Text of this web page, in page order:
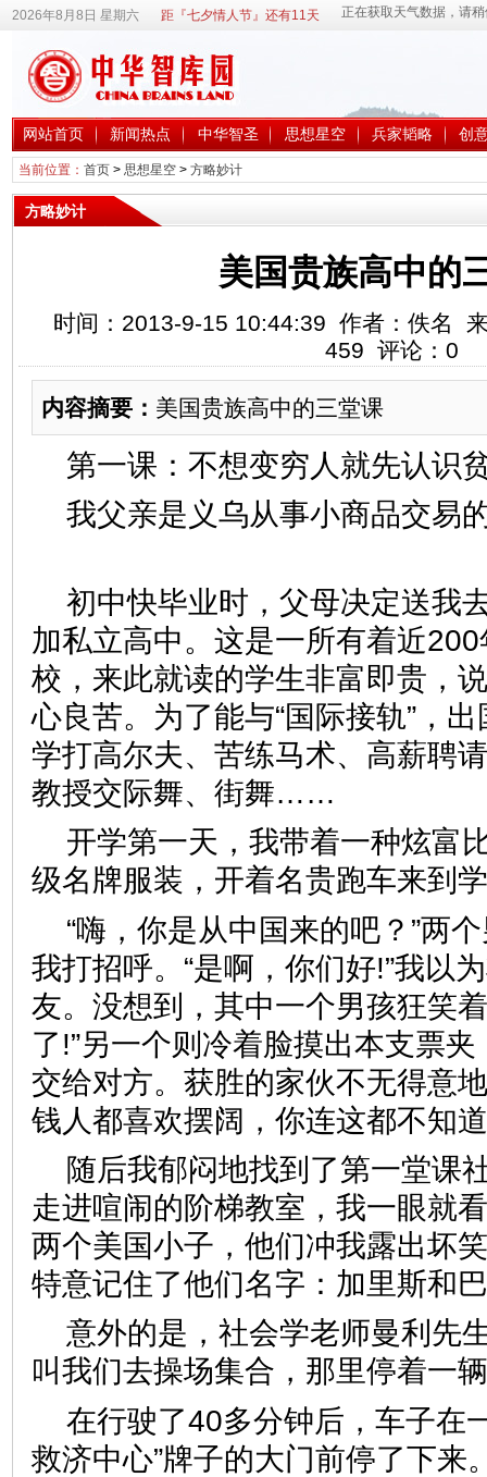
2026年8月8日 星期六 距『七夕情人节』还有11天
网站首页 新闻热点 中华智圣 思想星空 兵家韬略 创
当前位置： 首页> 思想星空> 方略妙计
方略妙计
美国贵族高中的
时间：2013-9-15 10:44:39 作者：佚名
459 评论： 0
内容摘要： 美国贵族高中的三堂课
第一课：不想变穷人就先认识
我父亲是义乌从事小商品交易
初中快毕业时，父母决定送我
加私立高中。这是一所有着近
校，来此就读的学生非富即贵，
心良苦。为了能与“国际接轨”，
学打高尔夫、苦练马术、高薪聘
教授交际舞、街舞……
开学第一天，我带着一种炫富
级名牌服装，开着名贵跑车来
“嗨，你是从中国来的吧？”两
我打招呼。“是啊，你们好!”我以
友。没想到，其中一个男孩狂笑
了!”另一个则冷着脸摸出本支票
交给对方。获胜的家伙不无得意
钱人都喜欢摆阔，你连这都不
随后我郁闷地找到了第一堂课
走进喧闹的阶梯教室，我一眼就
两个美国小子，他们冲我露出坏
特意记住了他们名字：加里斯
意外的是，社会学老师曼利先
叫我们去操场集合，那里停着
在行驶了40多分钟后，车子在
救济中心”牌子的大门前停了下来